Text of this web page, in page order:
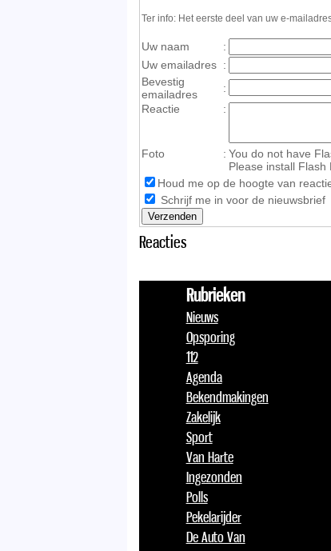
Ter info: Het eerste deel van uw e-
Uw naam
:
Uw emailadres :
Bevestig
emailadres
:
Reactie
:
Foto : You do not have
Please install Flash
Houd me op de hoogte van
Schrijf me in voor de nieuwsbrief
Reacties
Rubrieken
Nieuws
Opsporing
112
Agenda
Bekendmakingen
Zakelijk
Sport
Van Harte
Ingezonden
Polls
Pekelarijder
De Auto Van